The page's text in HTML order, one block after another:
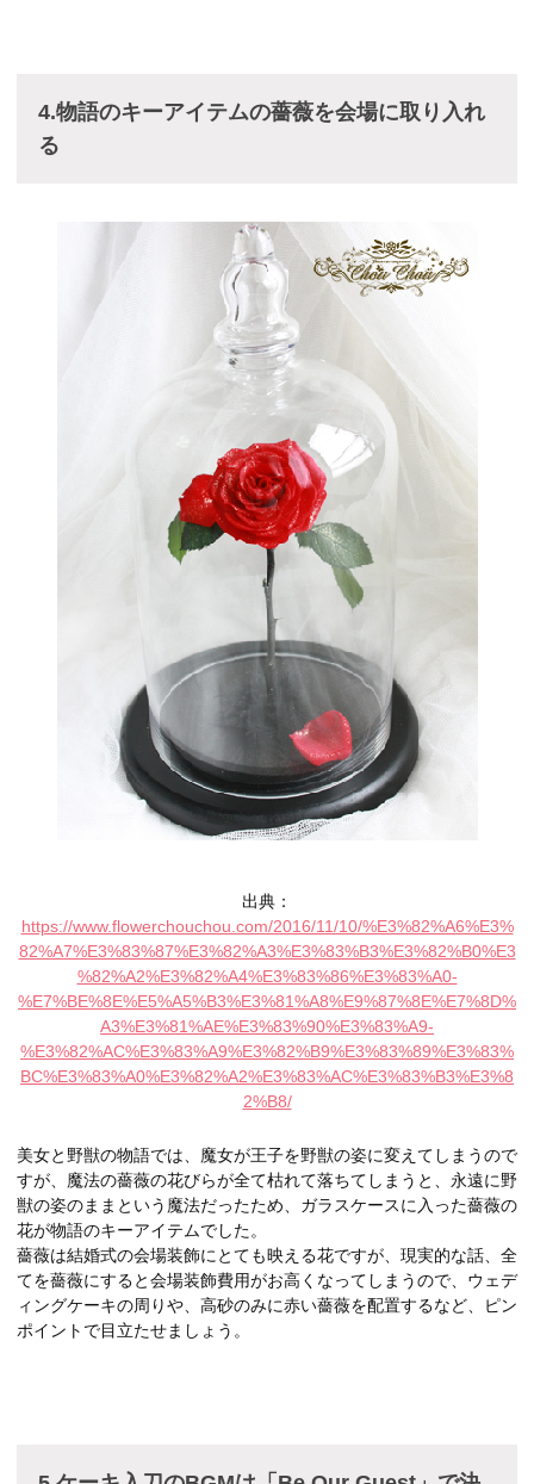
4.物語のキーアイテムの薔薇を会場に取り入れ
る
出典：
https://www.flowerchouchou.com/2016/11/10/%E3%82%A6%E3%
82%A7%E3%83%87%E3%82%A3%E3%83%B3%E3%82%B0%E3
%82%A2%E3%82%A4%E3%83%86%E3%83%A0-
%E7%BE%8E%E5%A5%B3%E3%81%A8%E9%87%8E%E7%8D%
A3%E3%81%AE%E3%83%90%E3%83%A9-
%E3%82%AC%E3%83%A9%E3%82%B9%E3%83%89%E3%83%
BC%E3%83%A0%E3%82%A2%E3%83%AC%E3%83%B3%E3%8
2%B8/
美女と野獣の物語では、魔女が王子を野獣の姿に変えてしまうので
すが、魔法の薔薇の花びらが全て枯れて落ちてしまうと、永遠に野
獣の姿のままという魔法だったため、ガラスケースに入った薔薇の
花が物語のキーアイテムでした。
薔薇は結婚式の会場装飾にとても映える花ですが、現実的な話、全
てを薔薇にすると会場装飾費用がお高くなってしまうので、ウェデ
ィングケーキの周りや、高砂のみに赤い薔薇を配置するなど、ピン
ポイントで目立たせましょう。